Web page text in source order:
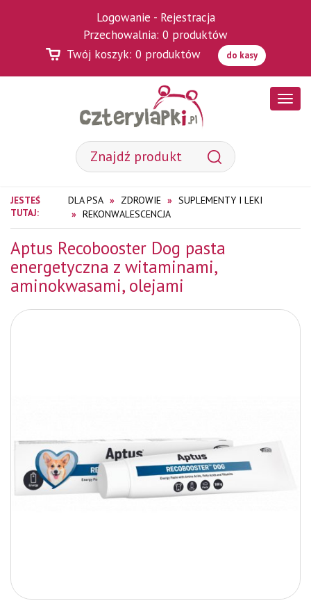
Logowanie - Rejestracja
Przechowalnia: 0 produktów
Twój koszyk: 0 produktów do kasy
JESTEŚ
TUTAJ:
DLA PSA ZDROWIE
SUPLEMENTY I LEKI
REKONWALESCENCJA
Aptus Recobooster Dog pasta
energetyczna z witaminami,
aminokwasami, olejami